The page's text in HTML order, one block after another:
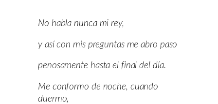
No habla nunca mi rey,
y así con mis preguntas me abro paso
penosamente hasta el final del día.
Me conformo de noche, cuando
duermo,